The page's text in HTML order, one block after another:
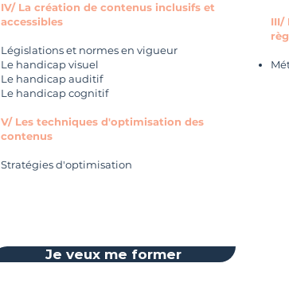
IV/ La création de contenus inclusifs et
accessibles
Législations et normes en vigueur
Le handicap visuel
Le handicap auditif
Le handicap cognitif
V/ Les techniques d'optimisation des
contenus
Stratégies d'optimisation
III/
Je veux me former